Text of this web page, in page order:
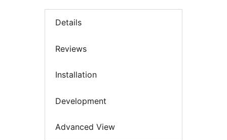
Details
Reviews
Installation
Development
Advanced View